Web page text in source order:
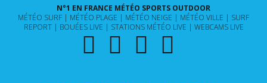
N°1 EN FRANCE MÉTÉO SPORTS OUTDOOR
MÉTÉO SURF
MÉTÉO PLAGE MÉTÉO NEIGE MÉTÉO VILLE
SURF
REPORT
BOUÉES LIVE STATIONS MÉTÉO LIVE WEBCAMS LIVE